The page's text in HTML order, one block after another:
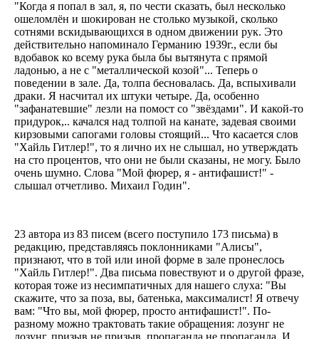
"Когда я попал в зал, я, по чести сказать, был несколько
ошеломлён и шокирован не столько музыкой, сколько
сотнями вскидывающихся в одном движении рук. Это
действительно напоминало Германию 1939г., если бы
вдобавок ко всему рука была бы вытянута с прямой
ладонью, а не с "металлической козой"... Теперь о
поведении в зале. Да, толпа бесновалась. Да, вспыхивали
драки. Я насчитал их штуки четыре. Да, особенно
"зафанатевшие" лезли на помост со "звёздами". И какой-то
придурок,.. качался над толпой на канате, задевая своими
кирзовыми сапогами головы стоящий... Что касается слов
"Хайль Гитлер!", то я лично их не слышал, но утверждать
на сто процентов, что они не были сказаны, не могу. Было
очень шумно. Слова "Мой фюрер, я - антифашист!" -
слышал отчетливо. Михаил Годин".
23 автора из 83 писем (всего поступило 173 письма) в
редакцию, представляясь поклонниками "Алисы",
признают, что в той или иной форме в зале пронеслось
"Хайль Гитлер!". Два письма повествуют и о другой фразе,
которая тоже из несимпатичных для нашего слуха: "Вы
скажите, что за поза, вы, батенька, максималист! Я отвечу
вам: "Что вы, мой фюрер, просто антифашист!". По-
разному можно трактовать такие обращения: лозунг не